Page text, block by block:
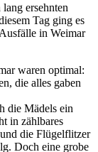
ersehnten
Tag ging es
in Weimar
waren optimal:
die alles gaben
die Mädels ein
in zählbares
die Flügelflitzer
Doch eine grobe